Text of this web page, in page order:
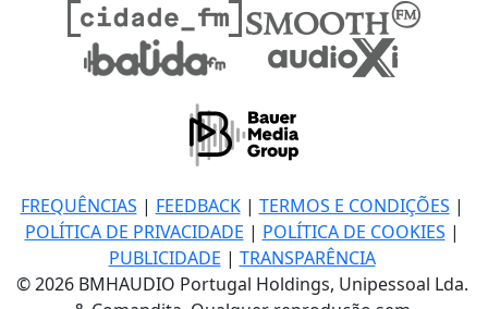
FREQUÊNCIAS | FEEDBACK| TERMOS E CONDIÇÕES |
POLÍTICA DE PRIVACIDADE | POLÍTICA DE COOKIES |
PUBLICIDADE | TRANSPARÊNCIA
© 2026 BMHAUDIO Portugal Holdings, Unipessoal Lda.